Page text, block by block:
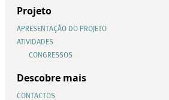
Projeto
APRESENTAÇÃO DO PROJETO
ATIVIDADES
CONGRESSOS
Descobre mais
CONTACTOS